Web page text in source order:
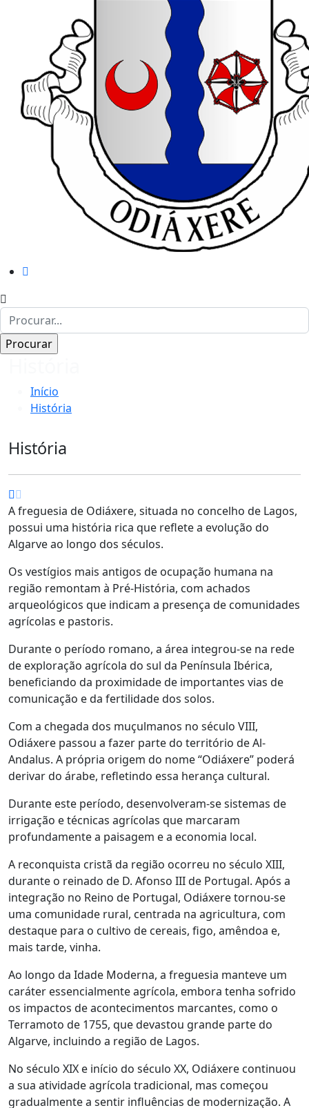
Início
História
História
A freguesia de Odiáxere, situada no concelho de Lagos,
possui uma história rica que reflete a evolução do
Algarve ao longo dos séculos.
Os vestígios mais antigos de ocupação humana na
região remontam à Pré-História, com achados
arqueológicos que indicam a presença de comunidades
agrícolas e pastoris.
Durante o período romano, a área integrou-se na rede
de exploração agrícola do sul da Península Ibérica,
beneficiando da proximidade de importantes vias de
comunicação e da fertilidade dos solos.
Com a chegada dos muçulmanos no século VIII,
Odiáxere passou a fazer parte do território de Al-
Andalus. A própria origem do nome “Odiáxere” poderá
derivar do árabe, refletindo essa herança cultural.
Durante este período, desenvolveram-se sistemas de
irrigação e técnicas agrícolas que marcaram
profundamente a paisagem e a economia local.
A reconquista cristã da região ocorreu no século XIII,
durante o reinado de D. Afonso III de Portugal. Após a
integração no Reino de Portugal, Odiáxere tornou-se
uma comunidade rural, centrada na agricultura, com
destaque para o cultivo de cereais, figo, amêndoa e,
mais tarde, vinha.
Ao longo da Idade Moderna, a freguesia manteve um
caráter essencialmente agrícola, embora tenha sofrido
os impactos de acontecimentos marcantes, como o
Terramoto de 1755, que devastou grande parte do
Algarve, incluindo a região de Lagos.
No século XIX e início do século XX, Odiáxere continuou
a sua atividade agrícola tradicional, mas começou
gradualmente a sentir influências de modernização. A